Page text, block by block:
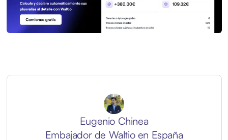
Eugenio Chinea
Embajador de Waltio en España